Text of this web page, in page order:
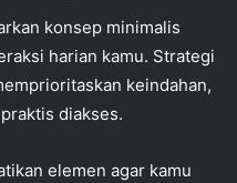
konsep minimalis
harian kamu. Strategi
keindahan,
diakses.
elemen agar kamu